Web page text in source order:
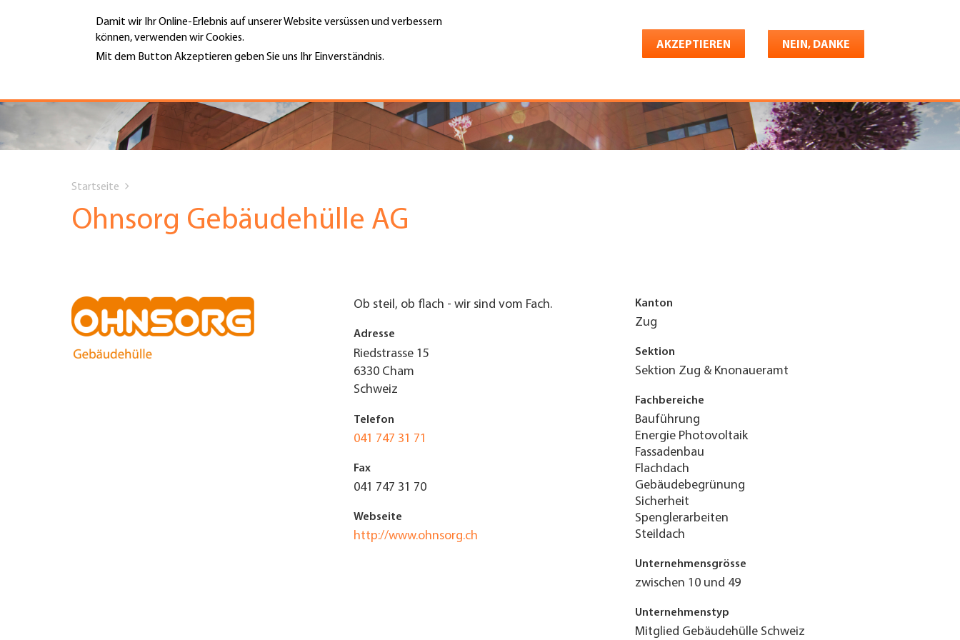
Damit wir Ihr Online-Erlebnis auf unserer Website versüssen und verbessern
können, verwenden wir Cookies.
Mit dem Button Akzeptieren geben Sie uns Ihr Einverständnis.
AKZEPTIEREN NEIN, DANKE
Hauptnavigation
PORTRÄT
DIENSTLEISTUNGEN
JOBS & KARRIERE
MENÜ
Top
Menu
Jobs & Karriere Shop Konto Deutsch
are
Startseite
Ohnsorg Gebäudehülle AG
Ob steil, ob flach - wir sind vom Fach.
Adresse
Riedstrasse 15
6330 Cham
Schweiz
Telefon
041 747 31 71
Fax
041 747 31 70
Webseite
http://www.ohnsorg.ch
Kanton
Zug
Sektion
Sektion Zug & Knonaueramt
Fachbereiche
Bauführung
Energie Photovoltaik
Fassadenbau
Flachdach
Gebäudebegrünung
Sicherheit
Spenglerarbeiten
Steildach
Unternehmensgrösse
zwischen 10 und 49
Unternehmenstyp
Mitglied Gebäudehülle Schweiz